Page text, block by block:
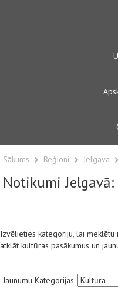
Sākums Reģioni Jelgava
Notikumi
Izvēlieties kategoriju, lai meklētu
atklāt kultūras pasākumus un
Jaunumu Kategorijas: